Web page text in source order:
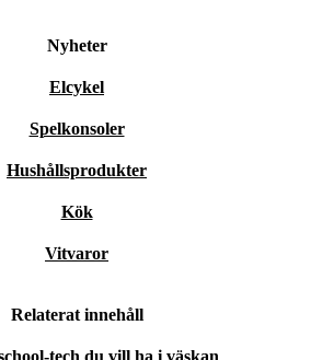
Nyheter
Elcykel
Spelkonsoler
Hushållsprodukter
Kök
Vitvaror
Relaterat innehåll
tech du vill ha i väskan